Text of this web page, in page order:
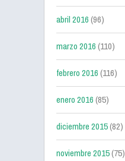
abril 2016(96)
marzo 2016(110)
febrero 2016(116)
enero 2016(85)
diciembre 2015(82)
noviembre 2015(75)